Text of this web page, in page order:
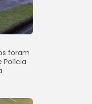
foram
Polícia